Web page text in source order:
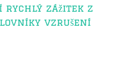
rychlý zážitek z
vzrušení